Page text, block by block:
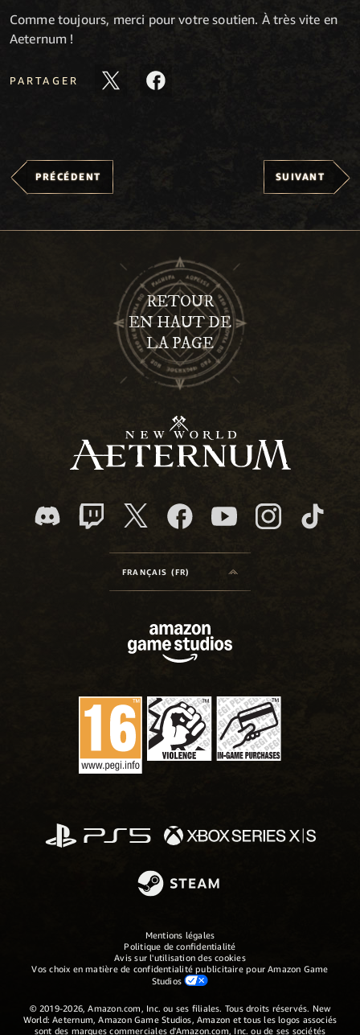
Comme toujours, merci pour votre soutien. À très vite en
Aeternum !
PARTAGER
PRÉCÉDENT SUIVANT
RETOUR
EN HAUT DE
LA PAGE
FRANÇAIS (FR)
Mentions légales
Politique de confidentialité
Avis sur l'utilisation des cookies
Vos choix en matière de confidentialité publicitaire pour Amazon Game
Studios
© 2019-2026, Amazon.com, Inc. ou ses filiales. Tous droits réservés. New
World: Aeternum, Amazon Game Studios, Amazon et tous les logos associés
sont des marques commerciales d'Amazon.com, Inc. ou de ses sociétés